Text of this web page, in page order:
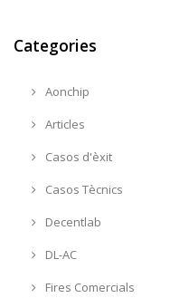
Categories
Aonchip
Articles
Casos d'èxit
Casos Tècnics
Decentlab
DL-AC
Fires Comercials